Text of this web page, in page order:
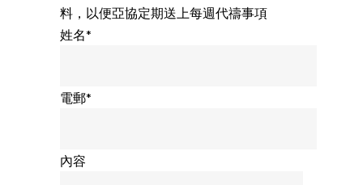
料，以便亞協定期送上每週代禱事項
姓名*
電郵*
內容